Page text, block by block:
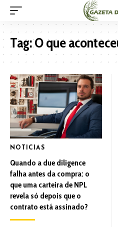
Tag:O que
NOTICIAS
Quando a due diligence
falha antes da compra: o
que uma carteira de NPL
revela só depois que o
contrato está assinado?